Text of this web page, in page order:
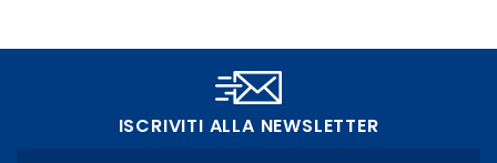
ISCRIVITI ALLA NEWSLETTER